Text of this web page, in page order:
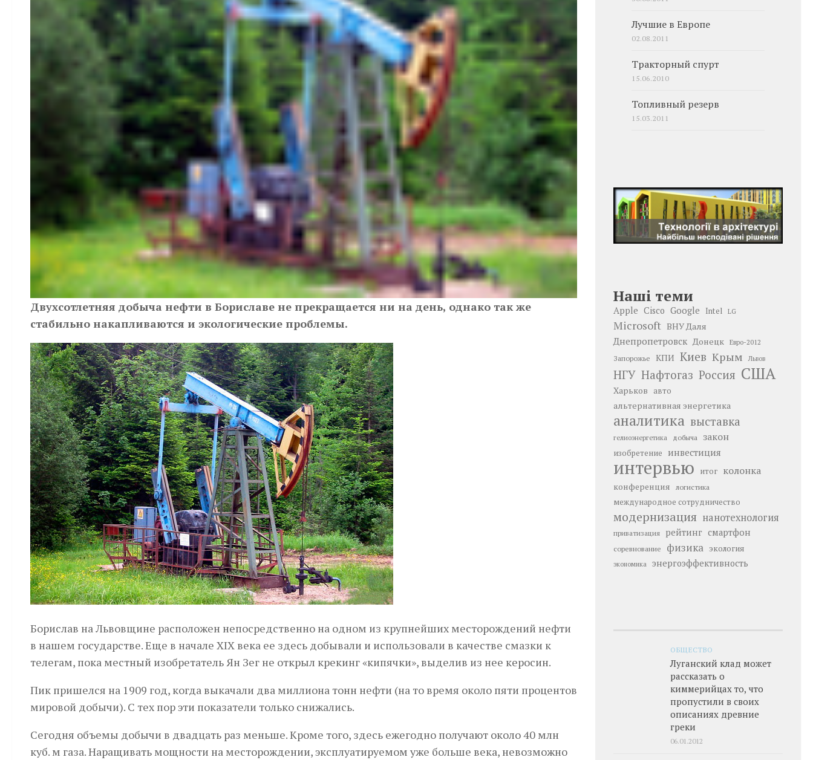
Двухсотлетняя добыча нефти в Бориславе не прекращается ни на день, однако так же
стабильно накапливаются и экологические проблемы.
Борислав на Львовщине расположен непосредственно на одном из крупнейших месторождений нефти
в нашем государстве. Еще в начале XIX века ее здесь добывали и использовали в качестве смазки к
телегам, пока местный изобретатель Ян Зег не открыл крекинг «кипячки», выделив из нее керосин.
Пик пришелся на 1909 год, когда выкачали два миллиона тонн нефти (на то время около пяти процентов
мировой добычи). С тех пор эти показатели только снижались.
Сегодня объемы добычи в двадцать раз меньше. Кроме того, здесь ежегодно получают около 40 млн
куб. м газа. Наращивать мощности на месторождении, эксплуатируемом уже больше века, невозможно
Лучшие в Европе
02.08.2011
Тракторный спурт
15.06.2010
Топливный резерв
15.03.2011
Наші теми
Apple Cisco Google Intel LG
Microsoft ВНУ Даля
Днепропетровск Донецк Евро-2012
Запорожье КПИ Киев Крым Львов
НГУ Нафтогаз Россия США
Харьков авто
альтернативная энергетика
аналитика выставка
гелиоэнергетика добыча закон
изобретение инвестиция
интервью итог колонка
конференция логистика
международное сотрудничество
модернизация нанотехнология
приватизация рейтинг смартфон
соревнование физика экология
экономика энергоэффективность
ОБЩЕСТВО
Луганский клад может
рассказать о
киммерийцах то, что
пропустили в своих
описаниях древние
греки
06.01.2012